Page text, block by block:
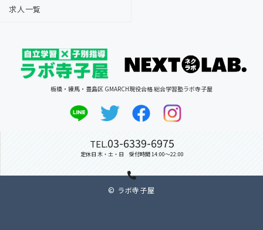
求人一覧
板橋・練馬・豊島区 GMARCH現役合格 総合学習塾ラボ寺子屋
TEL.03-6339-6975
定休日 木・土・日 受付時間 14:00～22:00
© ラボ寺子屋